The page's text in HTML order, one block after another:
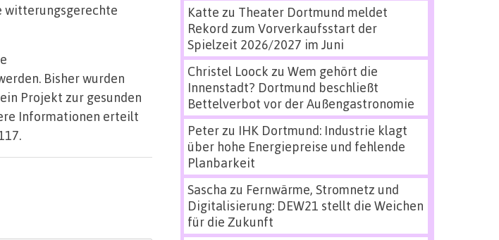
witterungsgerechte
Bisher wurden
Projekt zur gesunden
Informationen erteilt
Katte zu Theater Dortmund meldet
Rekord zum Vorverkaufsstart der
Spielzeit 2026/2027 im Juni
Christel Loock zu Wem gehört die
Innenstadt? Dortmund beschließt
Bettelverbot vor der Außengastronomie
Peterzu IHK Dortmund: Industrie klagt
über hohe Energiepreise und fehlende
Planbarkeit
Sascha zu Fernwärme, Stromnetz und
Digitalisierung: DEW21 stellt die Weichen
für die Zukunft